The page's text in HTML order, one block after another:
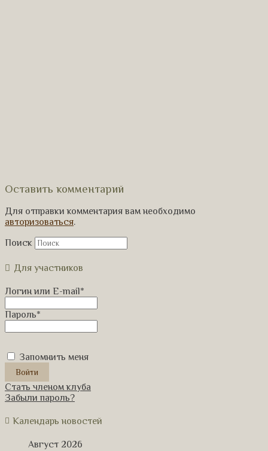
Оставить комментарий
Для отправки комментария вам необходимо
авторизоваться.
Поиск
Для участников
Логин или E-mail*
Пароль*
Запомнить меня
Стать членом клуба
Забыли пароль?
Календарь новостей
Август 2026